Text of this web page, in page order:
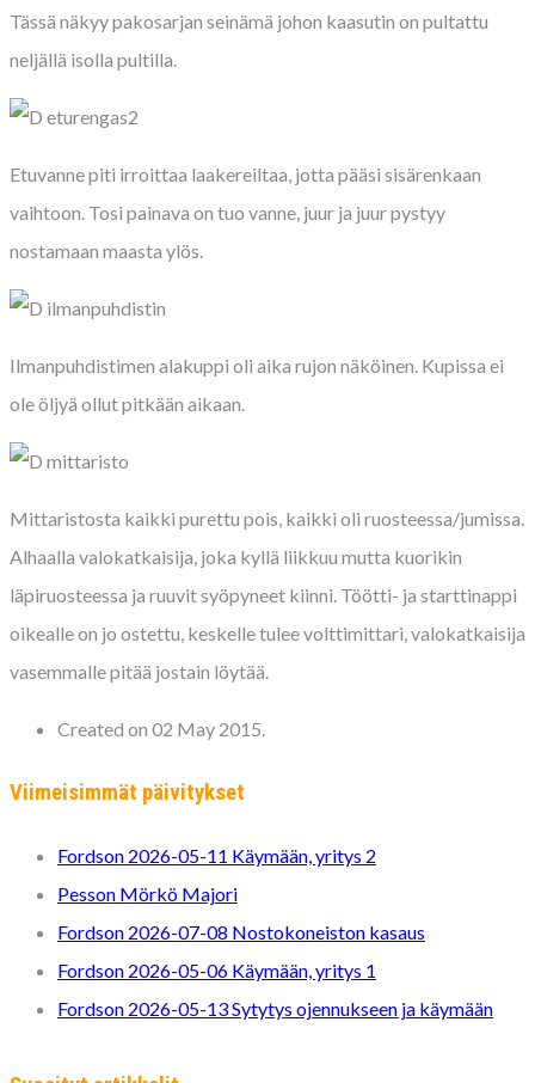
Tässä näkyy pakosarjan seinämä johon kaasutin on pultattu
neljällä isolla pultilla.
Etuvanne piti irroittaa laakereiltaa, jotta pääsi sisärenkaan
vaihtoon. Tosi painava on tuo vanne, juur ja juur pystyy
nostamaan maasta ylös.
Ilmanpuhdistimen alakuppi oli aika rujon näköinen. Kupissa ei
ole öljyä ollut pitkään aikaan.
Mittaristosta kaikki purettu pois, kaikki oli ruosteessa/jumissa.
Alhaalla valokatkaisija, joka kyllä liikkuu mutta kuorikin
läpiruosteessa ja ruuvit syöpyneet kiinni. Töötti- ja starttinappi
oikealle on jo ostettu, keskelle tulee volttimittari, valokatkaisija
vasemmalle pitää jostain löytää.
Created on 02 May 2015.
Viimeisimmät päivitykset
Fordson 2026-05-11 Käymään, yritys 2
Pesson Mörkö Majori
Fordson 2026-07-08 Nostokoneiston kasaus
Fordson 2026-05-06 Käymään, yritys 1
Fordson 2026-05-13 Sytytys ojennukseen ja käymään